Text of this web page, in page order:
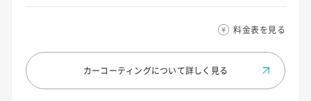
料金表を見る
カーコーティングについて詳しく見る